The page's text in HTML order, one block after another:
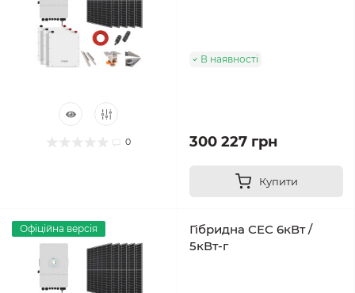
0
В наявності
300 227 грн
Купити
Офіційна версія
Гібридна СЕС 6кВт /
5кВт-г